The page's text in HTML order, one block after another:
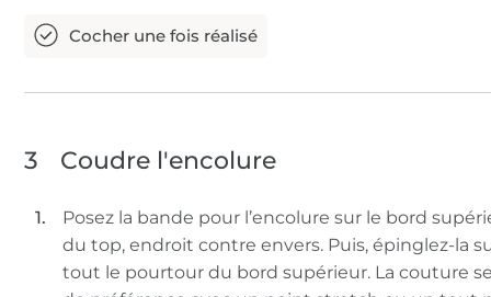
3 Coudre l'encolure
Posez la bande pour l’encolure sur le bord
du top, endroit contre envers. Puis, épinglez-la
tout le pourtour du bord supérieur. La couture